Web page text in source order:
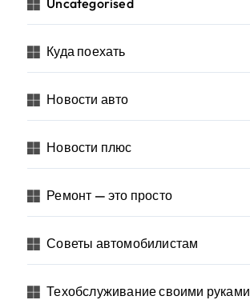
Uncategorised
Куда поехать
Новости авто
Новости плюс
Ремонт — это просто
Советы автомобилистам
Техобслуживание своими руками